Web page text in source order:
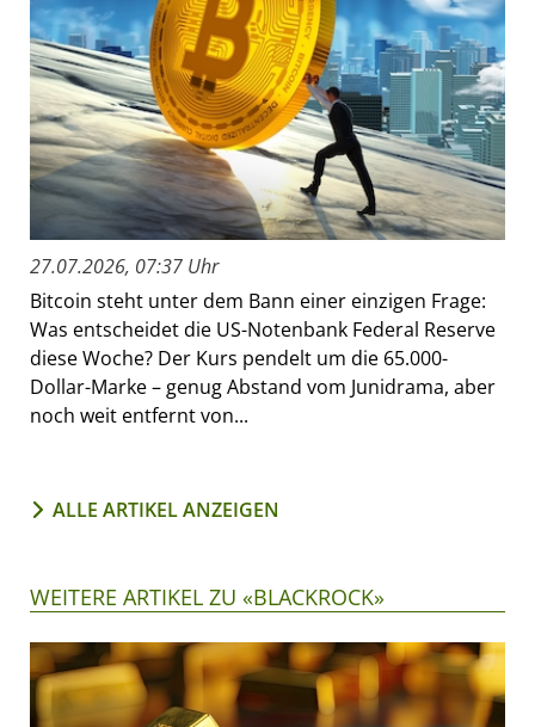
27.07.2026, 07:37 Uhr
Bitcoin steht unter dem Bann einer einzigen Frage:
Was entscheidet die US-Notenbank Federal Reserve
diese Woche? Der Kurs pendelt um die 65.000-
Dollar-Marke – genug Abstand vom Junidrama, aber
noch weit entfernt von...
ALLE ARTIKEL ANZEIGEN
WEITERE ARTIKEL ZU «BLACKROCK»